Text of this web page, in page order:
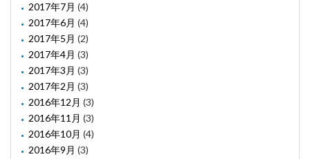
2017年7月 (4)
2017年6月 (4)
2017年5月 (2)
2017年4月 (3)
2017年3月 (3)
2017年2月 (3)
2016年12月 (3)
2016年11月 (3)
2016年10月 (4)
2016年9月 (3)